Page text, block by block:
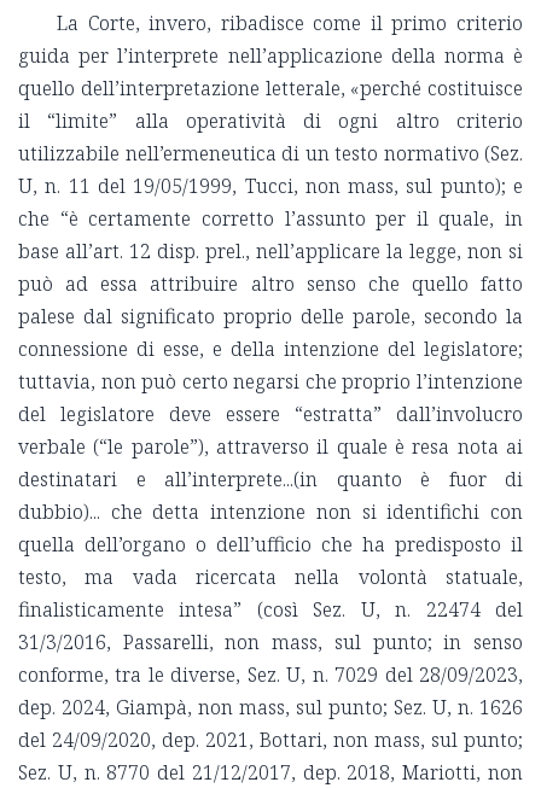
La Corte, invero, ribadisce come il primo criterio
guida per l’interprete nell’applicazione della norma è
quello dell’interpretazione letterale, «perché costituisce
il “limite” alla operatività di ogni altro criterio
utilizzabile nell’ermeneutica di un testo normativo (Sez.
U, n. 11 del 19/05/1999, Tucci, non mass, sul punto); e
che “è certamente corretto l’assunto per il quale, in
base all’art. 12 disp. prel., nell’applicare la legge, non si
può ad essa attribuire altro senso che quello fatto
palese dal significato proprio delle parole, secondo la
connessione di esse, e della intenzione del legislatore;
tuttavia, non può certo negarsi che proprio l’intenzione
del legislatore deve essere “estratta” dall’involucro
verbale (“le parole”), attraverso il quale è resa nota ai
destinatari e all’interprete...(in quanto è fuor di
dubbio)... che detta intenzione non si identifichi con
quella dell’organo o dell’ufficio che ha predisposto il
testo, ma vada ricercata nella volontà statuale,
finalisticamente intesa” (così Sez. U, n. 22474 del
31/3/2016, Passarelli, non mass, sul punto; in senso
conforme, tra le diverse, Sez. U, n. 7029 del 28/09/2023,
dep. 2024, Giampà, non mass, sul punto; Sez. U, n. 1626
del 24/09/2020, dep. 2021, Bottari, non mass, sul punto;
Sez. U, n. 8770 del 21/12/2017, dep. 2018, Mariotti, non